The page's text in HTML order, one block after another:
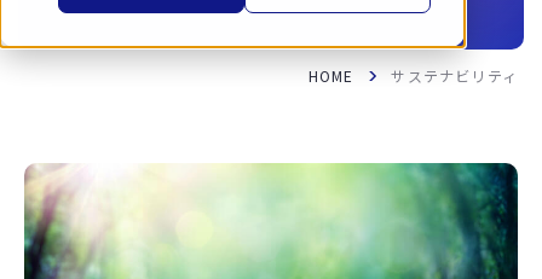
HOME サステナビリティ